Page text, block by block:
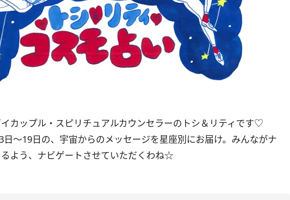
カップル・スピリチュアルカウンセラーのトシ＆リティです♡
～19日の、宇宙からのメッセージを星座別にお届け。みんながナ
よう、ナビゲートさせていただくわね☆